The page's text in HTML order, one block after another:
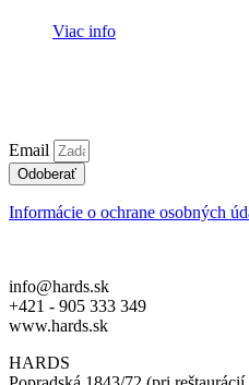
Viac info
Email
Odoberať
Informácie o ochrane osobných
info@hards.sk
+421 - 905 333 349
www.hards.sk
HARDS